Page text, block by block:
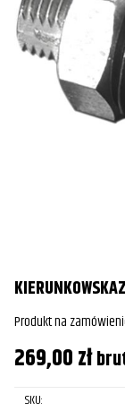
Produkt na
269,00zł
SKU: